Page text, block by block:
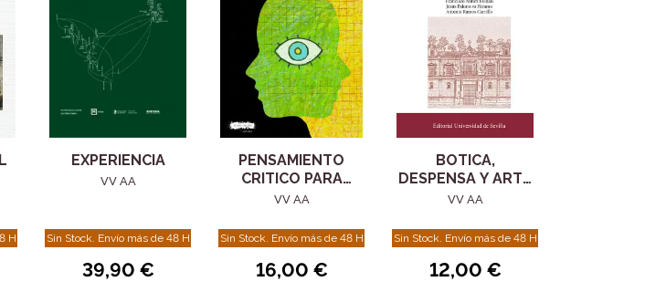
H
EXPERIENCIA
VV AA
Sin Stock. Envío más de 48 H
39,90 €
PENSAMIENTO
CRITICO PARA
PERSONAS
COOPERANTES
VV AA
Sin Stock. Envío más de 48 H
16,00 €
BOTICA,
DESPENSA Y ARTE
EN LOS ANTIGUOS
SEVILLANOS
VV AA
Sin Stock. Envío más de 48 H
12,00 €